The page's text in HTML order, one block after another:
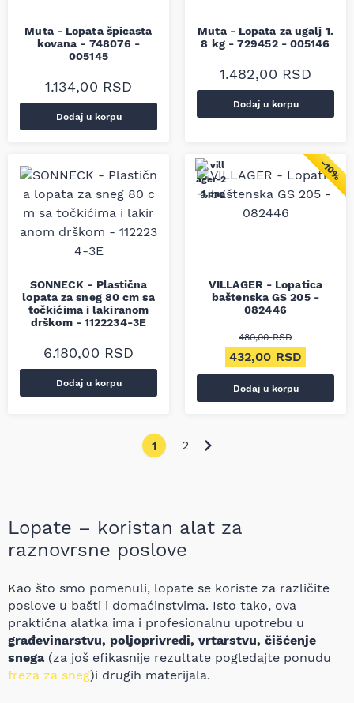
Muta - Lopata špicasta
kovana - 748076 -
005145
1.134,00 RSD
Dodaj u korpu
Muta - Lopata za ugalj 1.
8 kg - 729452 - 005146
1.482,00 RSD
Dodaj u korpu
SONNECK - Plastična
lopata za sneg 80 cm sa
točkićima i lakiranom
drškom - 1122234-3E
6.180,00 RSD
Dodaj u korpu
−10%
VILLAGER - Lopatica
baštenska GS 205 -
082446
480,00RSD
Originalna cena je
432,00 RSD
Dodaj u korpu
1 2
Lopate – koristan alat za
raznovrsne poslove
Kao što smo pomenuli, lopate se koriste za različite
poslove u bašti i domaćinstvima. Isto tako, ova
praktična alatka ima i profesionalnu upotrebu u
građevinarstvu, poljoprivredi, vrtarstvu, čišćenje
snega(za još efikasnije rezultate pogledajte ponudu
freza za sneg)i drugih materijala.